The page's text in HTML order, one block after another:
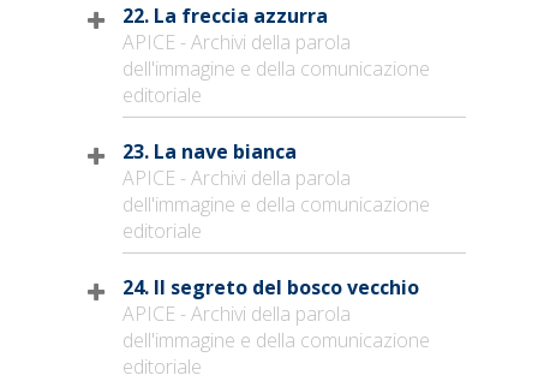
22. La freccia azzurra
APICE - Archivi della parola
dell'immagine e della comunicazione
editoriale
23. La nave bianca
APICE - Archivi della parola
dell'immagine e della comunicazione
editoriale
24. Il segreto del bosco vecchio
APICE - Archivi della parola
dell'immagine e della comunicazione
editoriale